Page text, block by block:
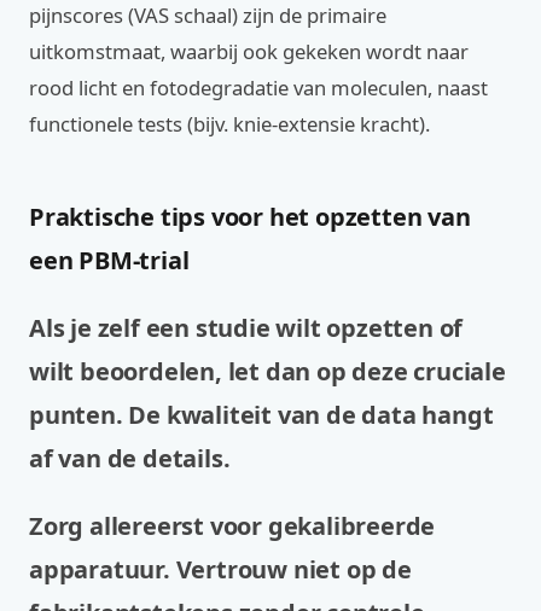
pijnscores (VAS schaal) zijn de primaire
uitkomstmaat, waarbij ook gekeken wordt naar
rood licht en fotodegradatie van moleculen, naast
functionele tests (bijv. knie-extensie kracht).
Praktische tips voor het opzetten van
een PBM-trial
Als je zelf een studie wilt opzetten of
wilt beoordelen, let dan op deze cruciale
punten. De kwaliteit van de data hangt
af van de details.
Zorg allereerst voor gekalibreerde
apparatuur. Vertrouw niet op de